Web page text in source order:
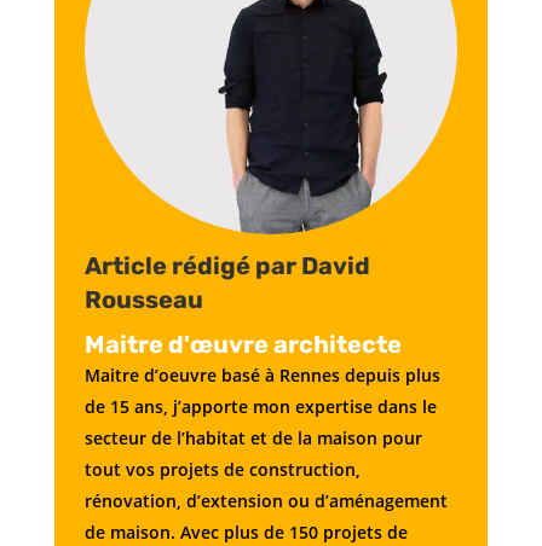
Article rédigé par David
Rousseau
Maitre d'œuvre architecte
Maitre d’oeuvre basé à Rennes depuis plus
de 15 ans, j’apporte mon expertise dans le
secteur de l’habitat et de la maison pour
tout vos projets de construction,
rénovation, d’extension ou d’aménagement
de maison. Avec plus de 150 projets de